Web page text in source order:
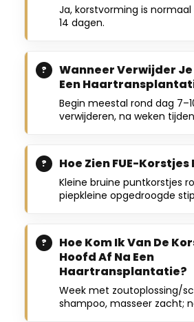
Ja, korstvorming is
14 dagen.
Wanneer Verwijder
Een
Begin meestal rond dag
verwijderen, na weken
Hoe Zien FUE-Korstjes
Kleine bruine puntkorstjes
piepkleine opgedroogde
Hoe Kom Ik Van De
Hoofd Af Na Een
Haartransplantatie?
Week met zoutoplossing/
shampoo, masseer zacht;